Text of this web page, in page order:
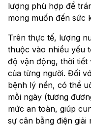
lượng phù hợp để
mong muốn đến sức
Trên thực tế, lượng
thuộc vào nhiều yếu
độ vận động, thời
của từng người. Đối
bệnh lý nền, có thể
mỗi ngày (tương
mức an toàn, giúp
sự cân bằng điện giải